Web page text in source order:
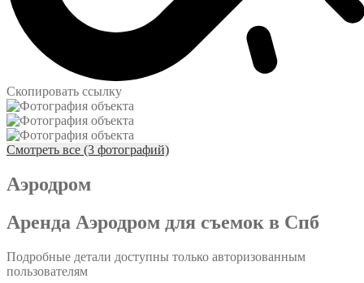
Скопировать ссылку
Смотреть все (3 фотографий)
Аэродром
Аренда Аэродром для съемок в Спб
Подробные детали доступны только авторизованным
пользователям